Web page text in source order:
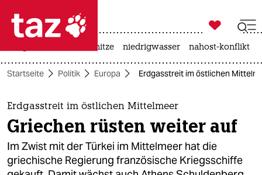
 taz zahl ich
taz zahl ich
themen
politik
öko

taz zahl ich
hitze niedrigwasser nahost-konflikt
Startseite Politik Europa Erdgasstreit im östlichen
Erdgasstreit im östlichen Mittelmeer
Griechen rüsten weiter auf
Im Zwist mit der Türkei im Mittelmeer hat die
griechische Regierung französische Kriegsschiffe